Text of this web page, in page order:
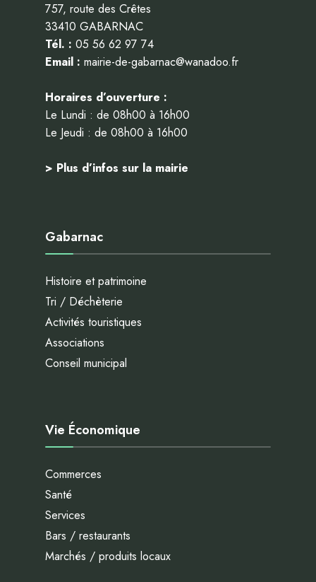
757, route des Crêtes
33410 GABARNAC
Tél. : 05 56 62 97 74
Email : mairie-de-gabarnac@wanadoo.fr
Horaires d’ouverture :
Le Lundi : de 08h00 à 16h00
Le Jeudi : de 08h00 à 16h00
> Plus d’infos sur la mairie
Gabarnac
Histoire et patrimoine
Tri / Déchèterie
Activités touristiques
Associations
Conseil municipal
Vie Économique
Commerces
Santé
Services
Bars / restaurants
Marchés / produits locaux